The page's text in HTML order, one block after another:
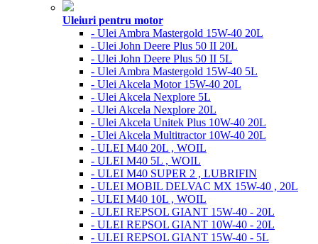
Uleiuri pentru motor
- Ulei Ambra Mastergold 15W-40 20L
- Ulei John Deere Plus 50 II 20L
- Ulei John Deere Plus 50 II 5L
- Ulei Ambra Mastergold 15W-40 5L
- Ulei Akcela Motor 15W-40 20L
- Ulei Akcela Nexplore 5L
- Ulei Akcela Nexplore 20L
- Ulei Akcela Unitek Plus 10W-40 20L
- Ulei Akcela Multitractor 10W-40 20L
- ULEI M40 20L , WOIL
- ULEI M40 5L , WOIL
- ULEI M40 SUPER 2 , LUBRIFIN
- ULEI MOBIL DELVAC MX 15W-40 , 20L
- ULEI M40 10L , WOIL
- ULEI REPSOL GIANT 15W-40 - 20L
- ULEI REPSOL GIANT 10W-40 - 20L
- ULEI REPSOL GIANT 15W-40 - 5L